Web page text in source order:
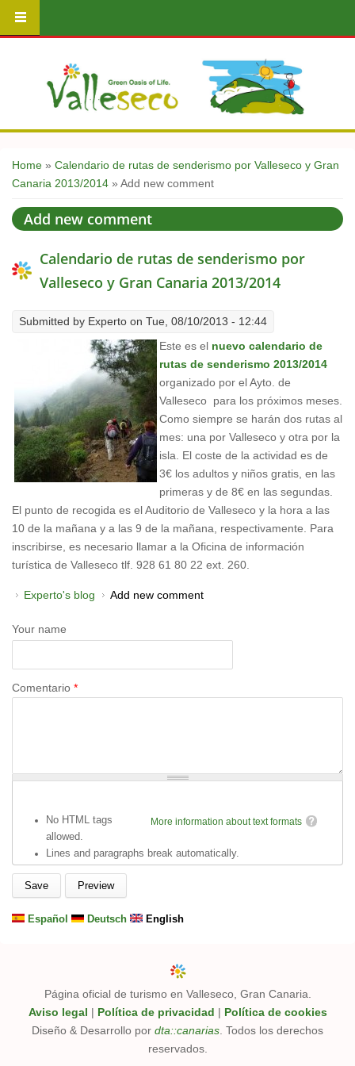
You are here
Home » Calendario de rutas de senderismo por Valleseco y Gran
Canaria 2013/2014 » Add new comment
Add new comment
Calendario de rutas de senderismo por
Valleseco y Gran Canaria 2013/2014
Submitted by Experto on Tue, 08/10/2013 - 12:44
Este es el nuevo calendario de
rutas de senderismo 2013/2014
organizado por el Ayto. de
Valleseco para los próximos meses.
Como siempre se harán dos rutas al
mes: una por Valleseco y otra por la
isla. El coste de la actividad es de
3€ los adultos y niños gratis, en las
primeras y de 8€ en las segundas.
El punto de recogida es el Auditorio de Valleseco y la hora a las
10 de la mañana y a las 9 de la mañana, respectivamente. Para
inscribirse, es necesario llamar a la Oficina de información
turística de Valleseco tlf. 928 61 80 22 ext. 260.
Experto's blog Add new comment
Your name
Comentario *
More information about text formats
No HTML tags
allowed.
Lines and paragraphs break automatically.
Español Deutsch English
Página oficial de turismo en Valleseco, Gran Canaria.
Aviso legal | Política de privacidad | Política de cookies
Diseño & Desarrollo por dta::canarias . Todos los derechos
reservados.